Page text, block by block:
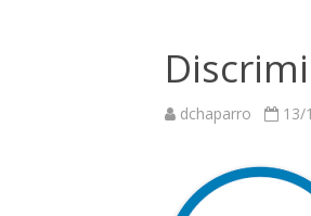
dchaparro 13/